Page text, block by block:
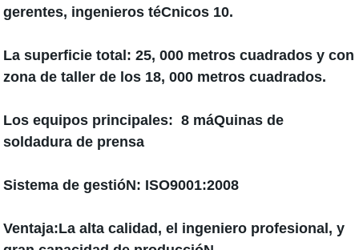
gerentes, ingenieros téCnicos 10.
La superficie total: 25, 000 metros cuadrados y con
zona de taller de los 18, 000 metros cuadrados.
Los equipos principales: 8 máQuinas de
soldadura de prensa
Sistema de gestióN: ISO9001:2008
Ventaja:La alta calidad, el ingeniero profesional, y